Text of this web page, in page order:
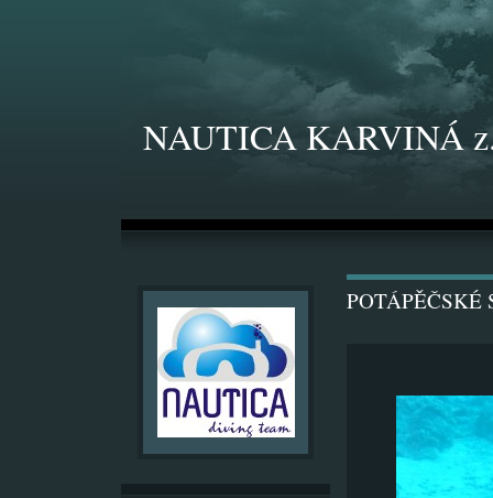
NAUTICA KARVINÁ
POTÁPĚČSKÉ